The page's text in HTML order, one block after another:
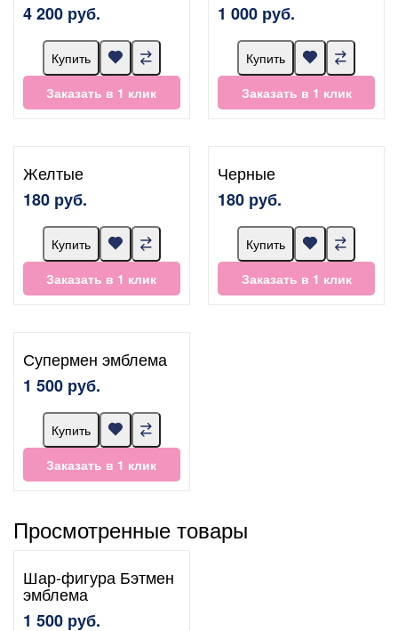
4 200 руб.
Купить
Заказать в 1 клик
1 000 руб.
Купить
Заказать в 1 клик
Желтые
180 руб.
Купить
Заказать в 1 клик
Черные
180 руб.
Купить
Заказать в 1 клик
Супермен эмблема
1 500 руб.
Купить
Заказать в 1 клик
Просмотренные товары
Шар-фигура Бэтмен
эмблема
1 500 руб.